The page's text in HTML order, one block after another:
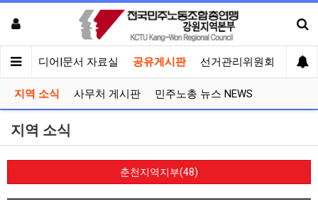
견 미디어|문서 자료실 공유게시판 선거관리위원회
지역 소식 사무처 게시판 민주노총 뉴스 NEWS
지역 소식
춘천지역지부(48)